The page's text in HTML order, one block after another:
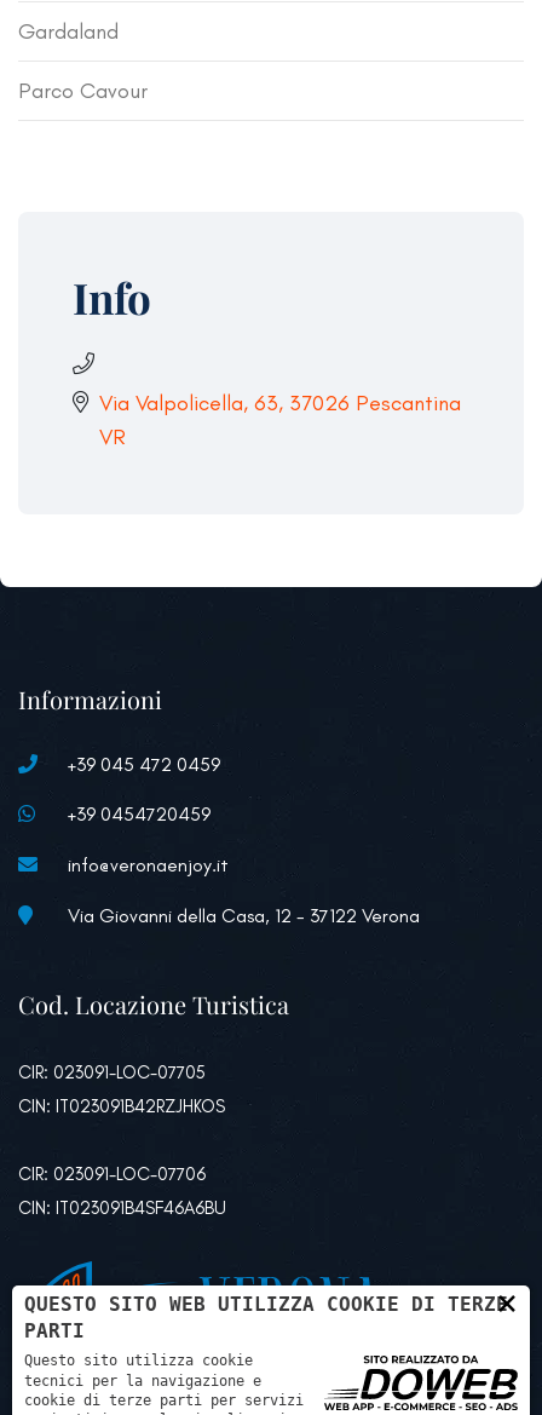
Gardaland
Parco Cavour
Info
Via Valpolicella, 63, 37026 Pescantina
VR
Informazioni
+39 045 472 0459
+39 0454720459
info@veronaenjoy.it
Via Giovanni della Casa, 12 - 37122 Verona
Cod. Locazione Turistica
CIR: 023091-LOC-07705
CIN: IT023091B42RZJHKOS
CIR: 023091-LOC-07706
CIN: IT023091B4SF46A6BU
×
QUESTO SITO WEB UTILIZZA COOKIE DI TERZE
PARTI
Questo sito utilizza cookie
tecnici per la navigazione e
cookie di terze parti per servizi